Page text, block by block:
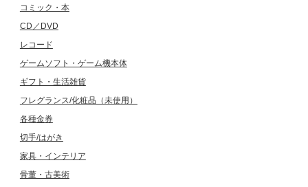
コミック・本
CD／DVD
レコード
ゲームソフト・ゲーム機本体
ギフト・生活雑貨
フレグランス/化粧品（未使用）
各種金券
切手/はがき
家具・インテリア
骨董・古美術